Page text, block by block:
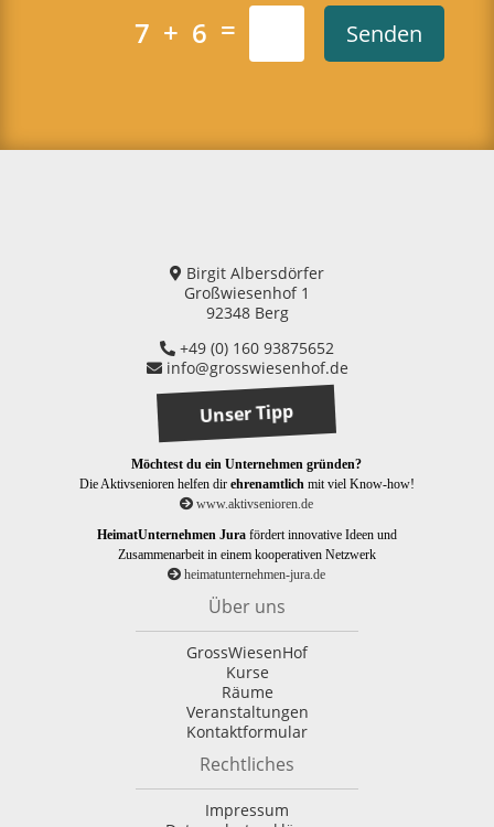
7 + 6 = Senden
Birgit Albersdörfer
Großwiesenhof 1
92348 Berg
+49 (0) 160 93875652
info@grosswiesenhof.de
Unser Tipp
Möchtest du ein Unternehmen gründen?
Die Aktivsenioren helfen dir ehrenamtlichmit viel Know-how!
www.aktivsenioren.de
HeimatUnternehmen Jura fördert innovative Ideen und
Zusammenarbeit in einem kooperativen Netzwerk
heimatunternehmen-jura.de
Über uns
GrossWiesenHof
Kurse
Räume
Veranstaltungen
Kontaktformular
Rechtliches
Impressum